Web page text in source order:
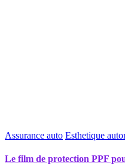
Assurance auto Esthetique
Le film de protection PPF